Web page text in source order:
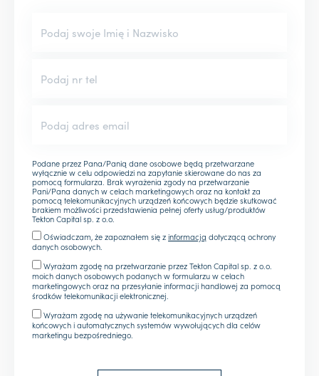
Podane przez Pana/Panią dane osobowe będą przetwarzane
wyłącznie w celu odpowiedzi na zapytanie skierowane do nas za
pomocą formularza. Brak wyrażenia zgody na przetwarzanie
Pani/Pana danych w celach marketingowych oraz na kontakt za
pomocą telekomunikacyjnych urządzeń końcowych będzie skutkować
brakiem możliwości przedstawienia pełnej oferty usług/produktów
Tekton Capital sp. z o.o.
Oświadczam, że zapoznałem się zinformacją dotyczącą ochrony
danych osobowych.
Wyrażam zgodę na przetwarzanie przez Tekton Capital sp. z o.o.
moich danych osobowych podanych w formularzu w celach
marketingowych oraz na przesyłanie informacji handlowej za pomocą
środków telekomunikacji elektronicznej.
Wyrażam zgodę na używanie telekomunikacyjnych urządzeń
końcowych i automatycznych systemów wywołujących dla celów
marketingu bezpośredniego.